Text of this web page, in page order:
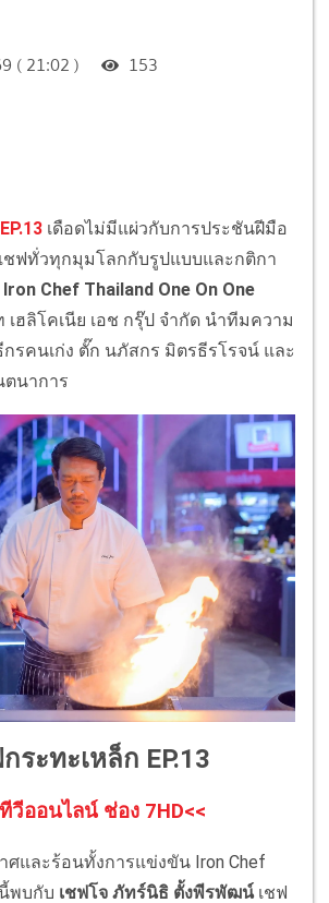
( 21:02 ) 153
เดือดไม่มีแผ่วกับการประชันฝีมือ
ชฟทั่วทุกมุมโลกกับรูปแบบและกติกา
Iron Chef Thailand One On One
เฮลิโคเนีย เอช กรุ๊ป จำกัด นำทีมความ
รคนเก่ง ตั๊ก นภัสกร มิตรธีรโรจน์ และ
ตนาการ
ระทะเหล็ก EP.13
วีออนไลน์ ช่อง 7HD<<
ศและร้อนทั้งการแข่งขัน Iron Chef
พบกับ เชฟโจ ภัทร์นิธิ ตั้งพีรพัฒน์เชฟ